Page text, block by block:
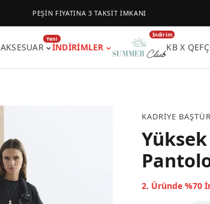
PEŞİN FİYATINA 3 TAKSİT İMKANI
AKSESUAR
Yeni
İNDIRIMLER
İndirim
KB X QEF
KADRIYE
2. Üründe %70